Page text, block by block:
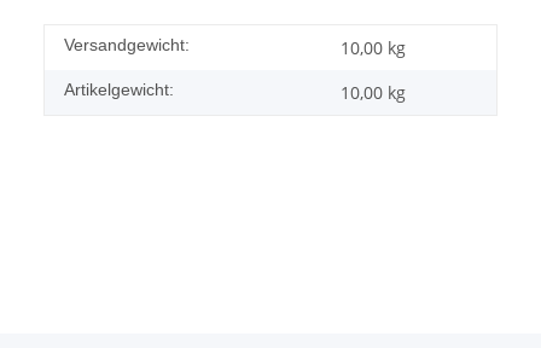
Versandgewicht: 10,00 kg
Artikelgewicht: 10,00 kg